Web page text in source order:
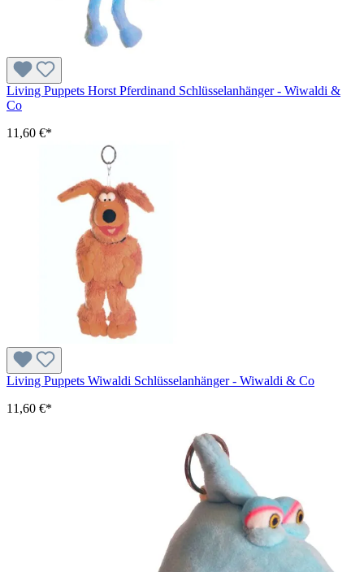
Living Puppets Horst Pferdinand Schlüsselanhänger - Wiwaldi &
Co
11,60 €*
Living Puppets Wiwaldi Schlüsselanhänger - Wiwaldi & Co
11,60 €*